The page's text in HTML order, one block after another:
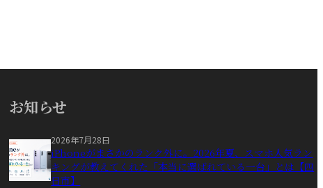
お知らせ
2026年7月28日
iPhoneがまさかのランク外に。2026年夏、スマホ人気ラン
キングが教えてくれた「本当に選ばれている一台」とは【四
日市】